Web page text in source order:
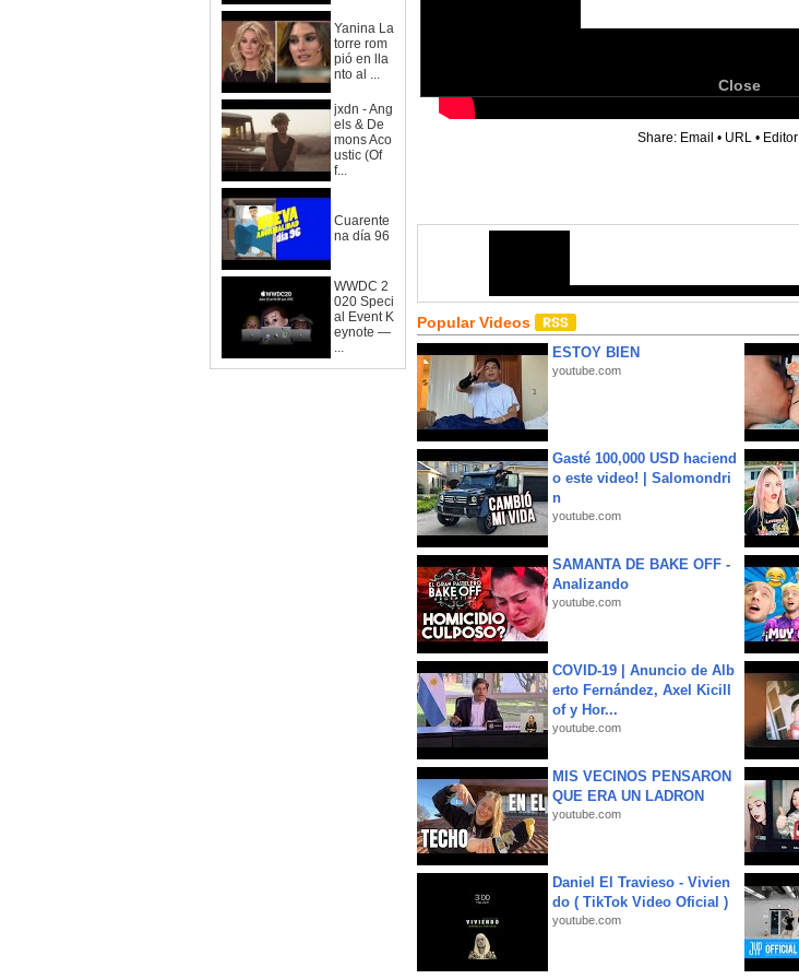
Yanina La
torre rom
pió en lla
nto al ...
jxdn - Ang
els & De
mons Aco
ustic (Of
f...
Cuarente
na día 96
WWDC 2
020 Speci
al Event K
eynote —
...
Close
Share: Email • URL • Editor
Popular Videos
ESTOY BIEN
youtube.com
Gasté 100,000 USD haciend
o este video! | Salomondri
n
youtube.com
SAMANTA DE BAKE OFF -
Analizando
youtube.com
COVID-19 | Anuncio de Alb
erto Fernández, Axel Kicill
of y Hor...
youtube.com
MIS VECINOS PENSARON
QUE ERA UN LADRON
youtube.com
Daniel El Travieso - Vivien
do ( TikTok Video Oficial )
youtube.com